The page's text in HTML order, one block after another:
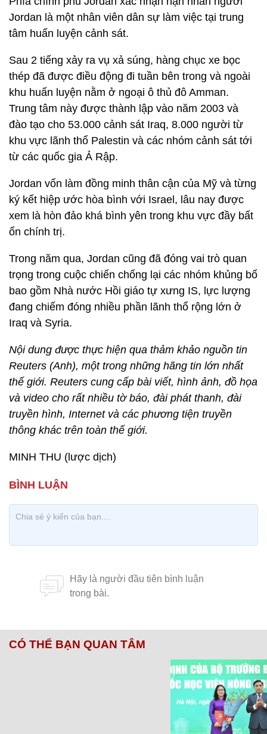
Jordan là một nhân viên dân sự làm việc tại trung
tâm huấn luyện cảnh sát.
Sau 2 tiếng xảy ra vụ xả súng, hàng chục xe bọc
thép đã được điều động đi tuần bên trong và ngoài
khu huấn luyện nằm ở ngoại ô thủ đô Amman.
Trung tâm này được thành lập vào năm 2003 và
đào tạo cho 53.000 cảnh sát Iraq, 8.000 người từ
khu vực lãnh thổ Palestin và các nhóm cảnh sát tới
từ các quốc gia Ả Rập.
Jordan vốn làm đồng minh thân cận của Mỹ và từng
ký kết hiệp ước hòa bình với Israel, lâu nay được
xem là hòn đảo khá bình yên trong khu vực đầy bất
ổn chính trị.
Trong năm qua, Jordan cũng đã đóng vai trò quan
trọng trong cuộc chiến chống lại các nhóm khủng bố
bao gồm Nhà nước Hồi giáo tự xưng IS, lực lượng
đang chiếm đóng nhiều phần lãnh thổ rộng lớn ở
Iraq và Syria.
Nội dung được thực hiện qua thảm khảo nguồn tin
Reuters (Anh), một trong những hãng tin lớn nhất
thế giới. Reuters cung cấp bài viết, hình ảnh, đồ họa
và video cho rất nhiều tờ báo, đài phát thanh, đài
truyền hình, Internet và các phương tiện truyền
thông khác trên toàn thế giới.
MINH THU (lược dịch)
CÓ THỂ BẠN QUAN TÂM